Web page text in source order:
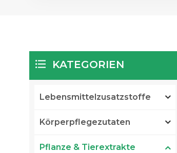
KATEGORIEN
Lebensmittelzusatzstoffe
Körperpflegezutaten
Pflanze & Tierextrakte